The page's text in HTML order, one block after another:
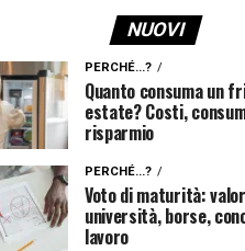
NUOVI
PERCHÉ...?
Quanto consuma un
estate? Costi,
risparmio
PERCHÉ...?
Voto di maturità:
università, borse,
lavoro